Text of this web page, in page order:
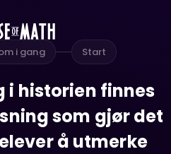
i gang Start
i historien finnes
som gjør det
å utmerke